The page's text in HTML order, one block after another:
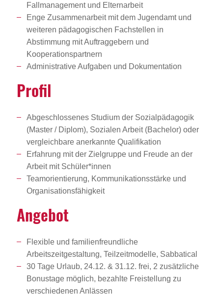
Fallmanagement und Elternarbeit
Enge Zusammenarbeit mit dem Jugendamt und
weiteren pädagogischen Fachstellen in
Abstimmung mit Auftraggebern und
Kooperationspartnern
Administrative Aufgaben und Dokumentation
Profil
Abgeschlossenes Studium der Sozialpädagogik
(Master / Diplom), Sozialen Arbeit (Bachelor) oder
vergleichbare anerkannte Qualifikation
Erfahrung mit der Zielgruppe und Freude an der
Arbeit mit Schüler*innen
Teamorientierung, Kommunikationsstärke und
Organisationsfähigkeit
Angebot
Flexible und familienfreundliche
Arbeitszeitgestaltung, Teilzeitmodelle, Sabbatical
30 Tage Urlaub, 24.12. & 31.12. frei, 2 zusätzliche
Bonustage möglich, bezahlte Freistellung zu
verschiedenen Anlässen